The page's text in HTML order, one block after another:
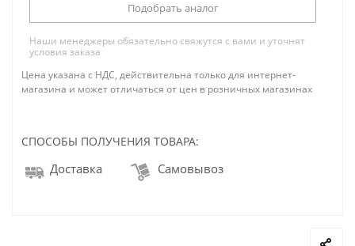
Подобрать аналог
Наши менеджеры обязательно свяжутся с вами и уточнят
условия заказа
Цена указана с НДС, действительна только для интернет-
магазина и может отличаться от цен в розничных магазинах
СПОСОБЫ ПОЛУЧЕНИЯ ТОВАРА:
Доставка Самовывоз